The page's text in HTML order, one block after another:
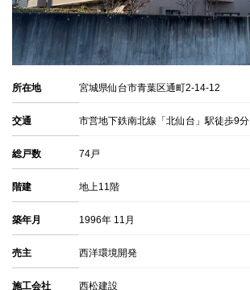
所在地 宮城県仙台市青葉区通町2-14-12
交通 市営地下鉄南北線「北仙台」駅徒歩9分
総戸数 74戸
階建 地上11階
築年月 1996年 11月
売主 西洋環境開発
施工会社 西松建設